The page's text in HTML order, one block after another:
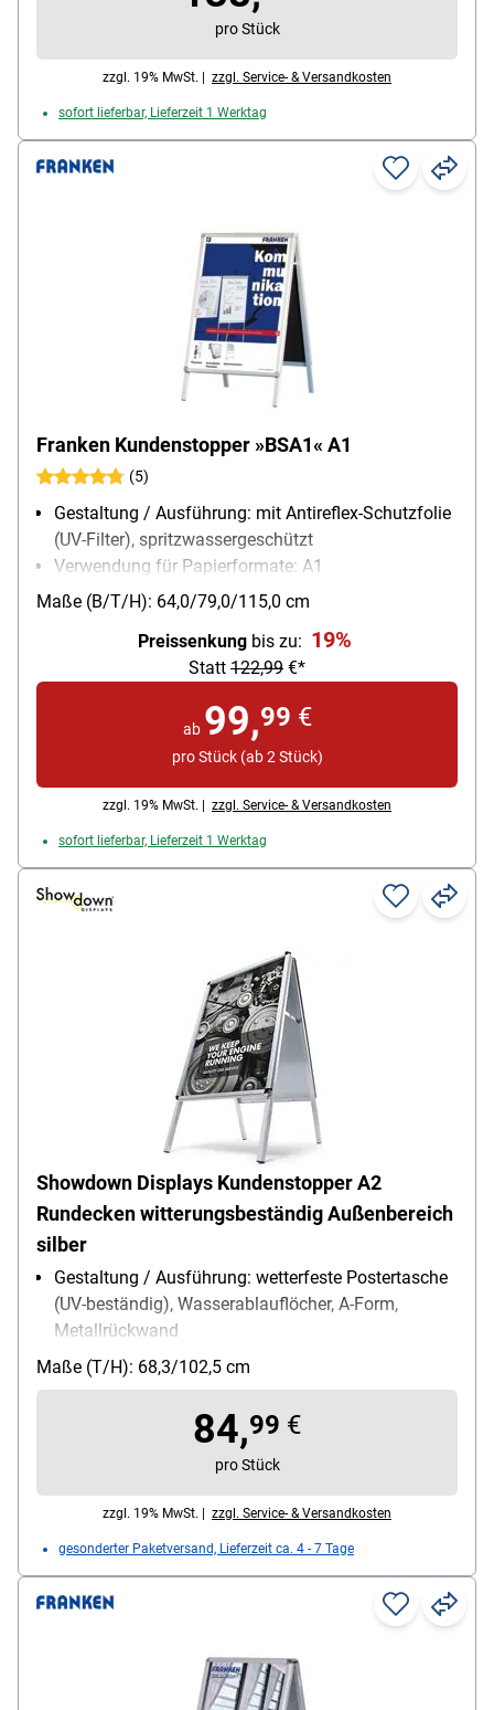
pro Stück
zzgl. 19% MwSt. | zzgl. Service- & Versandkosten
sofort lieferbar, Lieferzeit 1 Werktag
Franken Kundenstopper »BSA1« A1
(5)
Gestaltung / Ausführung: mit Antireflex-Schutzfolie
(UV-Filter), spritzwassergeschützt
Verwendung für Papierformate: A1
Einsatzbereich: Innenbereich, Überdachter
Außenbereich
Maße (B/T/H): 64,0/79,0/115,0 cm
Preissenkung bis zu: 19%
Statt 122,99 €*
ab 99,99 €
pro Stück (ab 2 Stück)
zzgl. 19% MwSt. | zzgl. Service- & Versandkosten
sofort lieferbar, Lieferzeit 1 Werktag
Showdown Displays Kundenstopper A2
Rundecken witterungsbeständig Außenbereich
silber
Gestaltung / Ausführung: wetterfeste Postertasche
(UV-beständig), Wasserablauflöcher, A-Form,
Metallrückwand
Verwendung für Papierformate: A2
Einsatzbereich: Außenbereich
Maße (T/H): 68,3/102,5 cm
84,99 €
pro Stück
zzgl. 19% MwSt. | zzgl. Service- & Versandkosten
gesonderter Paketversand, Lieferzeit ca. 4 - 7 Tage